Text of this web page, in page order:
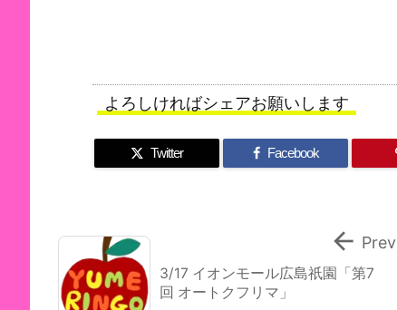
よろしければシェアお願いします
Twitter Facebook
3/17 イオンモール広島祇園「第7
回 オートクフリマ」
 Prev